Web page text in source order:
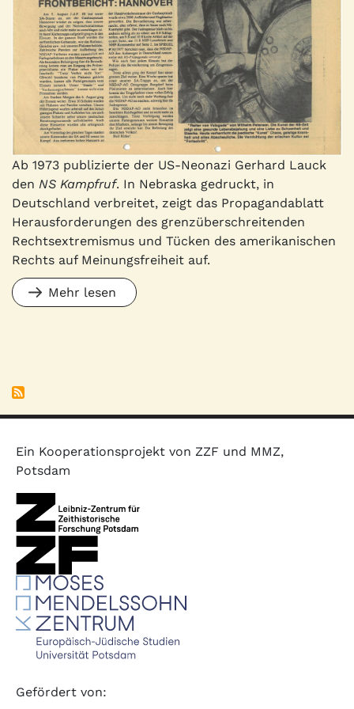
Ab 1973 publizierte der US-Neonazi Gerhard Lauck
den NS Kampfruf. In Nebraska gedruckt, in
Deutschland verbreitet, zeigt das Propagandablatt
Herausforderungen des grenzüberschreitenden
Rechtsextremismus und Tücken des amerikanischen
Rechts auf Meinungsfreiheit auf.
Mehr lesen
Ein Kooperationsprojekt von ZZF und MMZ,
Potsdam
Gefördert von: